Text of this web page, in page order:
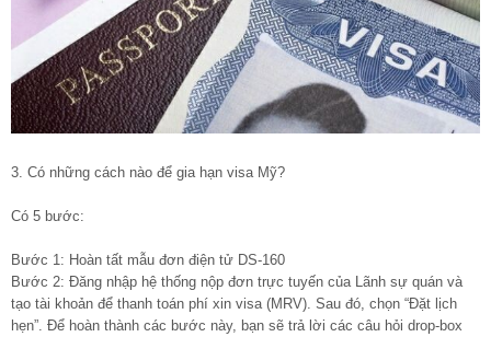
3. Có những cách nào để gia hạn visa Mỹ?
Có 5 bước:
Bước 1: Hoàn tất mẫu đơn điện tử DS-160
Bước 2: Đăng nhập hệ thống nộp đơn trực tuyến của Lãnh sự quán và
tạo tài khoản để thanh toán phí xin visa (MRV). Sau đó, chọn “Đặt lịch
hẹn”. Để hoàn thành các bước này, bạn sẽ trả lời các câu hỏi drop-box